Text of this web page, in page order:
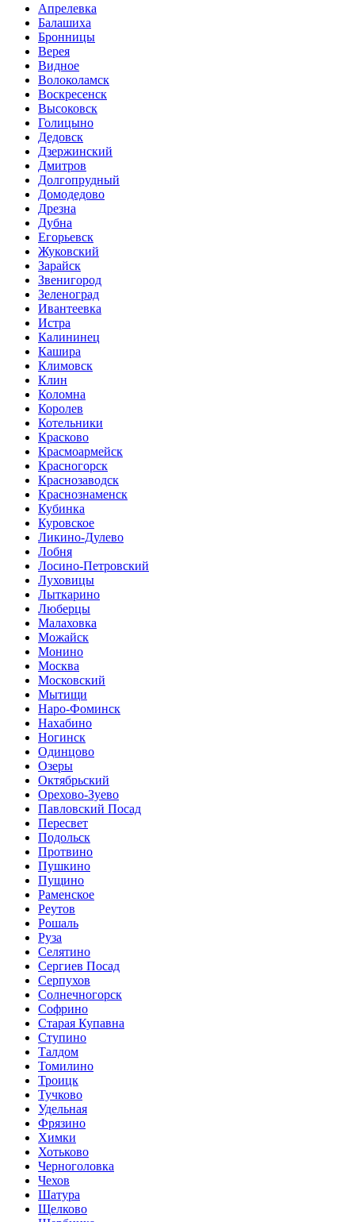
Апрелевка
Балашиха
Бронницы
Верея
Видное
Волоколамск
Воскресенск
Высоковск
Голицыно
Дедовск
Дзержинский
Дмитров
Долгопрудный
Домодедово
Дрезна
Дубна
Егорьевск
Жуковский
Зарайск
Звенигород
Зеленоград
Ивантеевка
Истра
Калининец
Кашира
Климовск
Клин
Коломна
Королев
Котельники
Красково
Красмоармейск
Красногорск
Краснозаводск
Краснознаменск
Кубинка
Куровское
Ликино-Дулево
Лобня
Лосино-Петровский
Луховицы
Лыткарино
Люберцы
Малаховка
Можайск
Монино
Москва
Московский
Мытищи
Наро-Фоминск
Нахабино
Ногинск
Одинцово
Озеры
Октябрьский
Орехово-Зуево
Павловский Посад
Пересвет
Подольск
Протвино
Пушкино
Пущино
Раменское
Реутов
Рошаль
Руза
Селятино
Сергиев Посад
Серпухов
Солнечногорск
Софрино
Старая Купавна
Ступино
Талдом
Томилино
Троицк
Тучково
Удельная
Фрязино
Химки
Хотьково
Черноголовка
Чехов
Шатура
Щелково